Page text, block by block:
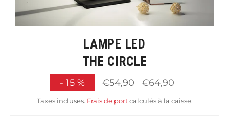
LAMPE LED
THE CIRCLE
- 15 % €54,90 Prix
régulier
€64,90
Taxes incluses. Frais de portcalculés à la caisse.